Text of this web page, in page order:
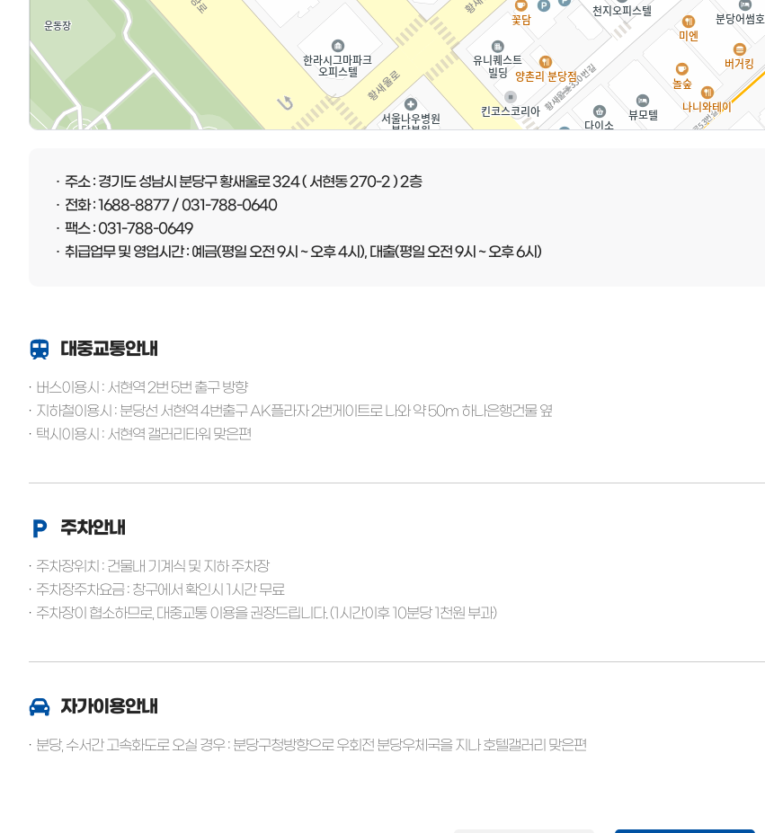
주소 : 경기도 성남시 분당구 황새울로 324 ( 서현동 270-2 ) 2층
전화 : 1688-8877 / 031-788-0640
팩스 : 031-788-0649
취급업무 및 영업시간 : 예금(평일 오전 9시 ~ 오후 4시), 대출(평일 오전 9시 ~ 오후 6시)
대중교통안내
버스이용시 : 서현역 2번 5번 출구 방향
지하철이용시 : 분당선 서현역 4번출구 AK플라자 2번게이트로 나와 약 50m 하나은행건물 옆
택시이용시 : 서현역 갤러리타워 맞은편
주차안내
주차장위치 : 건물내 기계식 및 지하 주차장
주차장주차요금 : 창구에서 확인시 1시간 무료
주차장이 협소하므로, 대중교통 이용을 권장드립니다. (1시간이후 10분당 1천원 부과)
자가이용안내
분당, 수서간 고속화도로 오실 경우 : 분당구청방향으로 우회전 분당우체국을 지나 호텔갤러리 맞은편